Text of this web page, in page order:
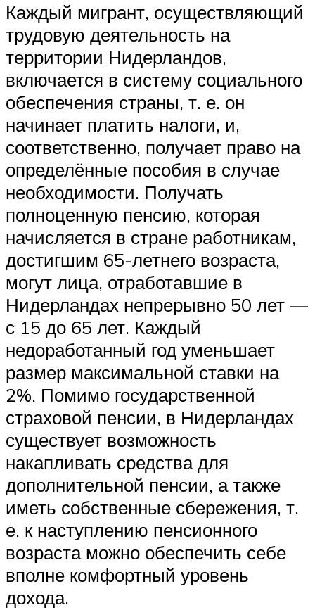
Каждый мигрант, осуществляющий
трудовую деятельность на
территории Нидерландов,
включается в систему социального
обеспечения страны, т. е. он
начинает платить налоги, и,
соответственно, получает право на
определённые пособия в случае
необходимости. Получать
полноценную пенсию, которая
начисляется в стране работникам,
достигшим 65-летнего возраста,
могут лица, отработавшие в
Нидерландах непрерывно 50 лет —
с 15 до 65 лет. Каждый
недоработанный год уменьшает
размер максимальной ставки на
2%. Помимо государственной
страховой пенсии, в Нидерландах
существует возможность
накапливать средства для
дополнительной пенсии, а также
иметь собственные сбережения, т.
е. к наступлению пенсионного
возраста можно обеспечить себе
вполне комфортный уровень
дохода.